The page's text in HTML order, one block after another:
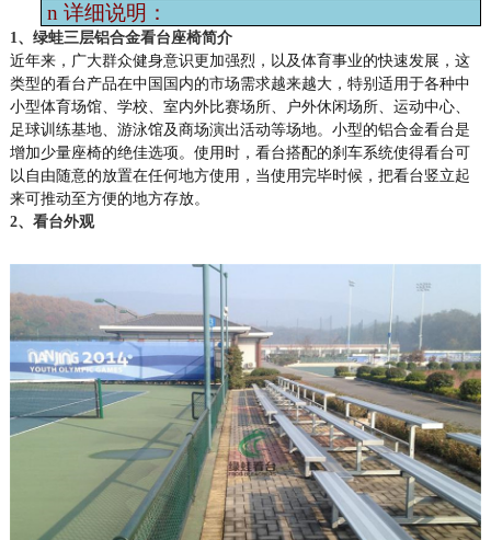
n 详细说明：
1、绿蛙三层铝合金看台座椅简介
近年来，广大群众健身意识更加强烈，以及体育事业的快速发展，这
类型的看台产品在中国国内的市场需求越来越大，特别适用于各种中
小型体育场馆、学校、室内外比赛场所、户外休闲场所、 运动中心、
足球训练基地、游泳馆及商场演出活动等场地。小型的铝合金看台是
增加少量座椅的绝佳选项。使用时，看台搭配的刹车系统使得看台可
以自由随意的放置在任何地方使用，当使用完毕时候，把看台竖立起
来可推动至方便的地方存放。
2、 看台外观